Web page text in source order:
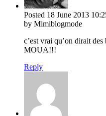
Posted 18 June 2013
by Mimiblogmode
c’est vrai qu’on dirait
MOUA!!!
Reply